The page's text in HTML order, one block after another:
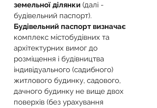
земельної ділянки (далі -
будівельний паспорт).
Будівельний паспорт визначає
комплекс містобудівних та
архітектурних вимог до
розміщення і будівництва
індивідуального (садибного)
житлового будинку, садового,
дачного будинку не вище двох
поверхів (без урахування